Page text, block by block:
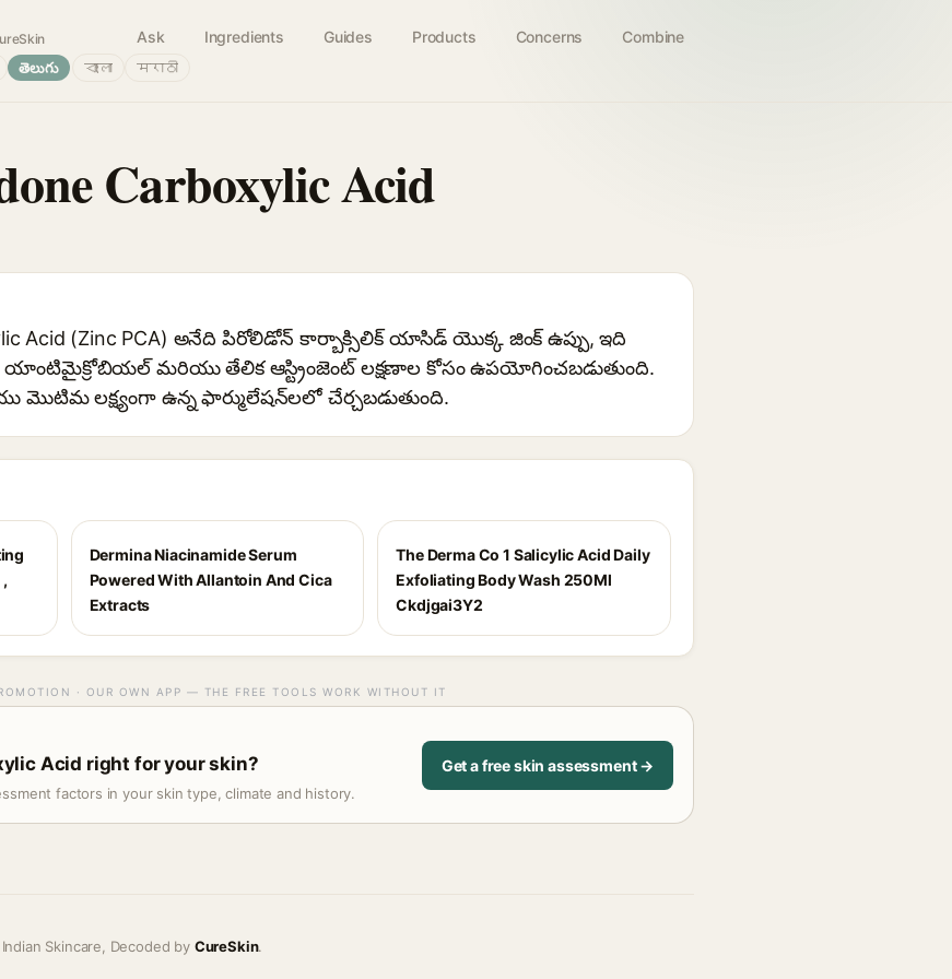
Ask Ingredients Guides Products Concerns Combine
తెలుగు বাংলা मराठी
Carboxylic Acid
Acid (Zinc PCA) అనేది పిరోలిడోన్ కార్బాక్సిలిక్ యాసిడ్ యొక్క జింక్ ఉప్పు, ఇది
మరియు తేలిక ఆస్ట్రింజెంట్ లక్షణాల కోసం ఉపయోగించబడుతుంది.
లక్ష్యంగా ఉన్న ఫార్ములేషన్‌లలో చేర్చబడుతుంది.
Dermina Niacinamide Serum
Powered With Allantoin And Cica
Extracts
The Derma Co 1 Salicylic Acid Daily
Exfoliating Body Wash 250Ml
Ckdjgai3Y2
· OUR OWN APP — THE FREE TOOLS WORK WITHOUT IT
Acid right for your skin?
factors in your skin type, climate and history.
Get a free skin assessment →
Skincare, Decoded by CureSkin.